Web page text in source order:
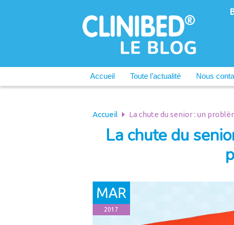
Accueil Toute l’actualité Nous
Accueil La chute du senior : un
La chute du
MAR
2017